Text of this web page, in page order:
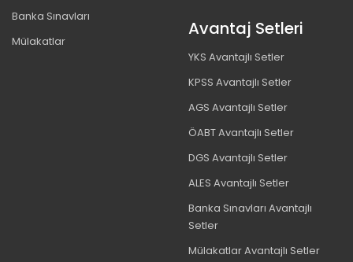
Banka Sınavları
Mülakatlar
Avantaj Setleri
YKS Avantajlı Setler
KPSS Avantajlı Setler
AGS Avantajlı Setler
ÖABT Avantajlı Setler
DGS Avantajlı Setler
ALES Avantajlı Setler
Banka Sınavları Avantajlı
Setler
Mülakatlar Avantajlı Setler